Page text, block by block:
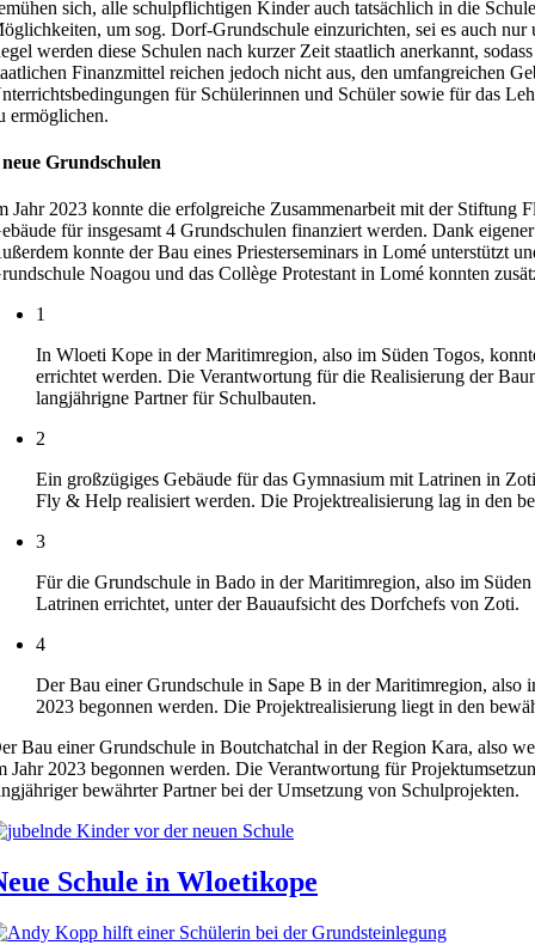
sich, alle schulpflichtigen Kinder auch tatsächlich in die
um sog. Dorf-Grundschule einzurichten, sei es auch
werden diese Schulen nach kurzer Zeit staatlich anerkannt,
Finanzmittel reichen jedoch nicht aus, den umfangreichen
für Schülerinnen und Schüler sowie für das
ermöglichen.
Grundschulen
Jahr 2023 konnte die erfolgreiche Zusammenarbeit mit der
für insgesamt 4 Grundschulen finanziert werden. Dank
konnte der Bau eines Priesterseminars in Lomé unterstützt
Noagou und das Collège Protestant in Lomé konnten
1
In Wloeti Kope in der Maritimregion, also im Süden Togos,
errichtet werden. Die Verantwortung für die Realisierung der
langjährigne Partner für Schulbauten.
2
Ein großzügiges Gebäude für das Gymnasium mit Latrinen in
Fly & Help realisiert werden. Die Projektrealisierung lag in den
3
Für die Grundschule in Bado in der Maritimregion, also im
Latrinen errichtet, unter der Bauaufsicht des Dorfchefs von Zoti.
4
Der Bau einer Grundschule in Sape B in der Maritimregion,
2023 begonnen werden. Die Projektrealisierung liegt in den
Bau einer Grundschule in Boutchatchal in der Region Kara, also
Jahr 2023 begonnen werden. Die Verantwortung für
bewährter Partner bei der Umsetzung von Schulprojekten.
Schule in Wloetikope